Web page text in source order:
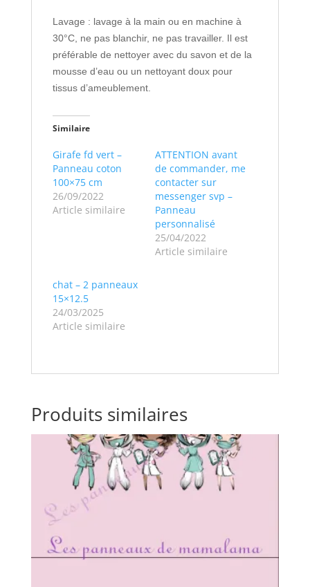
Lavage : lavage à la main ou en machine à
30°C, ne pas blanchir, ne pas travailler. Il est
préférable de nettoyer avec du savon et de la
mousse d’eau ou un nettoyant doux pour
tissus d’ameublement.
Similaire
Girafe fd vert –
Panneau coton
100×75 cm
26/09/2022
Article similaire
ATTENTION avant
de commander, me
contacter sur
messenger svp –
Panneau
personnalisé
25/04/2022
Article similaire
chat – 2 panneaux
15×12.5
24/03/2025
Article similaire
Produits similaires